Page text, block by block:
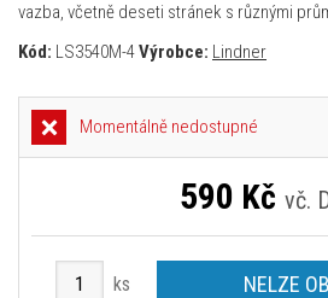
vazba, včetně deseti stránek s různými
Kód: LS3540M-4Výrobce: Lindner
Momentálně nedostupné
590 Kč vč.
ks NELZE